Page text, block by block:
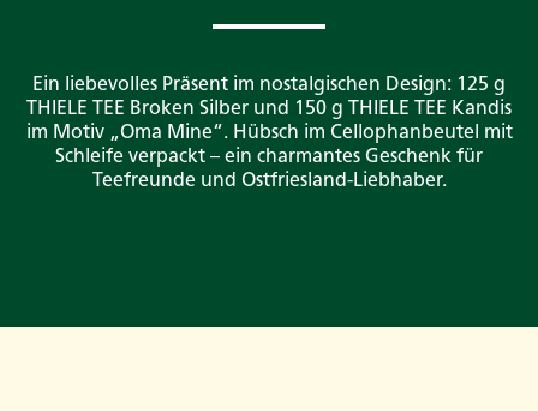
Ein liebevolles Präsent im nostalgischen Design: 125 g
THIELE TEE Broken Silber und 150 g THIELE TEE Kandis
im Motiv „Oma Mine“. Hübsch im Cellophanbeutel mit
Schleife verpackt – ein charmantes Geschenk für
Teefreunde und Ostfriesland-Liebhaber.